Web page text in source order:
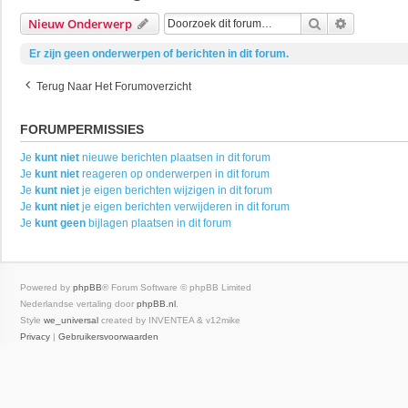
Nieuw Onderwerp Zoek
Er zijn geen onderwerpen of berichten in dit forum.
Terug Naar Het Forumoverzicht
FORUMPERMISSIES
Je kunt niet nieuwe berichten plaatsen in dit forum
Je kunt niet reageren op onderwerpen in dit forum
Je kunt niet je eigen berichten wijzigen in dit forum
Je kunt niet je eigen berichten verwijderen in dit forum
Je kunt geen bijlagen plaatsen in dit forum
Powered by phpBB® Forum Software © phpBB Limited
Nederlandse vertaling door phpBB.nl
Style we_universal created by INVENTEA & v12mike
Privacy | Gebruikersvoorwaarden